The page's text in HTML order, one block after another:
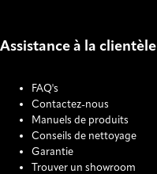
Assistance à la clientèle
FAQ's
Contactez-nous
Manuels de produits
Conseils de nettoyage
Garantie
Trouver un showroom